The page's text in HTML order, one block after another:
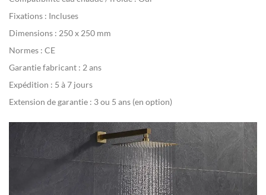
Fixations : Incluses
Dimensions : 250 x 250 mm
Normes : CE
Garantie fabricant : 2 ans
Expédition : 5 à 7 jours
Extension de garantie : 3 ou 5 ans (en option)